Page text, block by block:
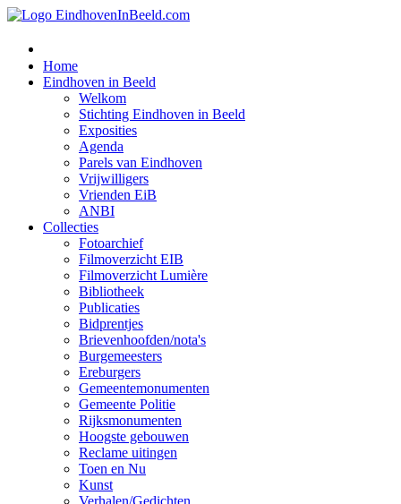
Home
Eindhoven in Beeld
Welkom
Stichting Eindhoven in Beeld
Exposities
Agenda
Parels van Eindhoven
Vrijwilligers
Vrienden EiB
ANBI
Collecties
Fotoarchief
Filmoverzicht EIB
Filmoverzicht Lumière
Bibliotheek
Publicaties
Bidprentjes
Brievenhoofden/nota's
Burgemeesters
Ereburgers
Gemeentemonumenten
Gemeente Politie
Rijksmonumenten
Hoogste gebouwen
Reclame uitingen
Toen en Nu
Kunst
Verhalen/Gedichten